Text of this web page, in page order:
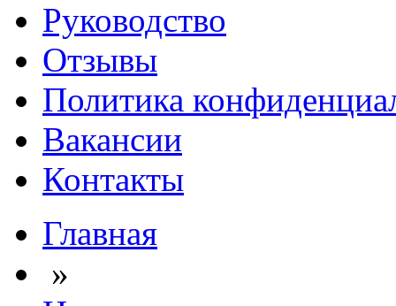
Руководство
Отзывы
Политика
Вакансии
Контакты
Главная
»